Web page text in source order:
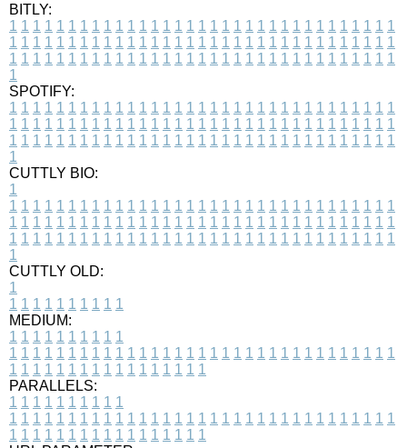
BITLY:
1 1 1 1 1 1 1 1 1 1 1 1 1 1 1 1 1 1 1 1 1 1 1 1 1 1 1 1 1 1 1 1 1
1 1 1 1 1 1 1 1 1 1 1 1 1 1 1 1 1 1 1 1 1 1 1 1 1 1 1 1 1 1 1 1 1
1 1 1 1 1 1 1 1 1 1 1 1 1 1 1 1 1 1 1 1 1 1 1 1 1 1 1 1 1 1 1 1 1
1
SPOTIFY:
1 1 1 1 1 1 1 1 1 1 1 1 1 1 1 1 1 1 1 1 1 1 1 1 1 1 1 1 1 1 1 1 1
1 1 1 1 1 1 1 1 1 1 1 1 1 1 1 1 1 1 1 1 1 1 1 1 1 1 1 1 1 1 1 1 1
1 1 1 1 1 1 1 1 1 1 1 1 1 1 1 1 1 1 1 1 1 1 1 1 1 1 1 1 1 1 1 1 1
1
CUTTLY BIO:
1
1 1 1 1 1 1 1 1 1 1 1 1 1 1 1 1 1 1 1 1 1 1 1 1 1 1 1 1 1 1 1 1 1
1 1 1 1 1 1 1 1 1 1 1 1 1 1 1 1 1 1 1 1 1 1 1 1 1 1 1 1 1 1 1 1 1
1 1 1 1 1 1 1 1 1 1 1 1 1 1 1 1 1 1 1 1 1 1 1 1 1 1 1 1 1 1 1 1 1
1
CUTTLY OLD:
1
1 1 1 1 1 1 1 1 1 1
MEDIUM:
1 1 1 1 1 1 1 1 1 1
1 1 1 1 1 1 1 1 1 1 1 1 1 1 1 1 1 1 1 1 1 1 1 1 1 1 1 1 1 1 1 1 1
1 1 1 1 1 1 1 1 1 1 1 1 1 1 1 1 1
PARALLELS:
1 1 1 1 1 1 1 1 1 1
1 1 1 1 1 1 1 1 1 1 1 1 1 1 1 1 1 1 1 1 1 1 1 1 1 1 1 1 1 1 1 1 1
1 1 1 1 1 1 1 1 1 1 1 1 1 1 1 1 1